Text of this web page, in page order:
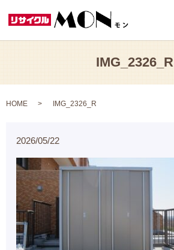
IMG_2326_R
HOME IMG_2326_R
2026/05/22